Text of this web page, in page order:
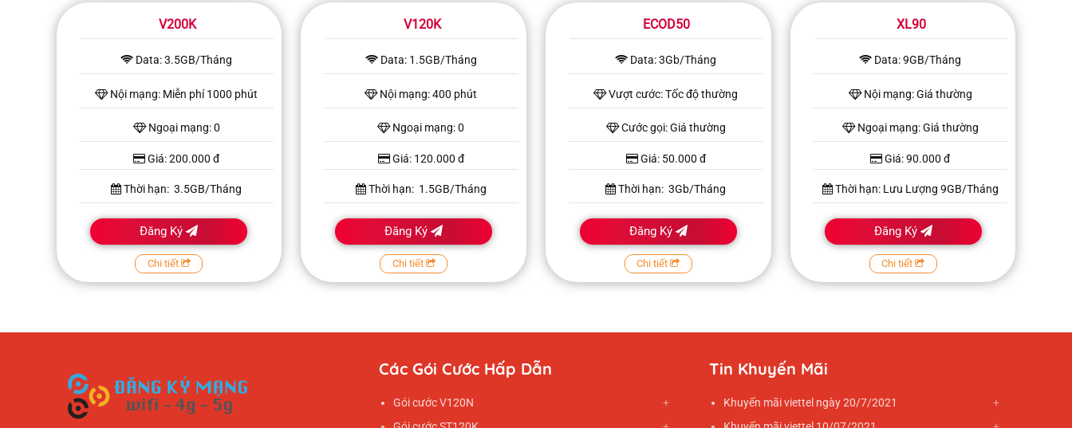
V200K
Data: 3.5GB/Tháng
Nội mạng: Miễn phí 1000 phút
Ngoại mạng: 0
Giá: 200.000 đ
Thời hạn: 3.5GB/Tháng
Đăng Ký
Chi tiết
V120K
Data: 1.5GB/Tháng
Nội mạng: 400 phút
Ngoại mạng: 0
Giá: 120.000 đ
Thời hạn: 1.5GB/Tháng
Đăng Ký
Chi tiết
ECOD50
Data: 3Gb/Tháng
Vượt cước: Tốc độ thường
Cước gọi: Giá thường
Giá: 50.000 đ
Thời hạn: 3Gb/Tháng
Đăng Ký
Chi tiết
XL90
Data: 9GB/Tháng
Nội mạng: Giá thường
Ngoại mạng: Giá thường
Giá: 90.000 đ
Thời hạn: Lưu Lượng 9GB/Tháng
Đăng Ký
Chi tiết
Các Gói Cước Hấp Dẫn
Gói cước V120N
Tin Khuyến Mãi
Khuyến mãi viettel ngày 20/7/2021